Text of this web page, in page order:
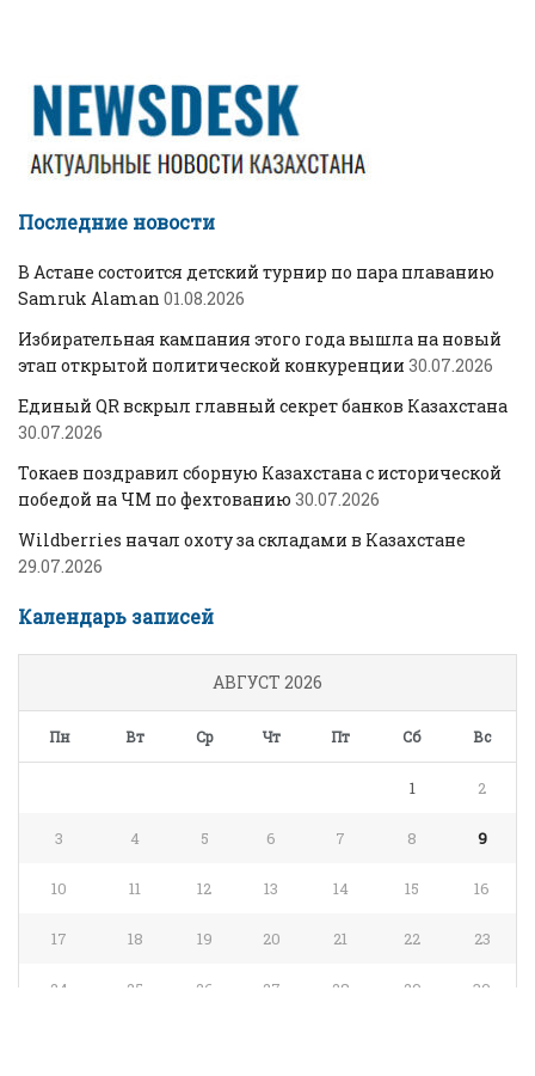
Последние новости
В Астане состоится детский турнир по пара плаванию
Samruk Alaman 01.08.2026
Избирательная кампания этого года вышла на новый
этап открытой политической конкуренции 30.07.2026
Единый QR вскрыл главный секрет банков Казахстана
30.07.2026
Токаев поздравил сборную Казахстана с исторической
победой на ЧМ по фехтованию 30.07.2026
Wildberries начал охоту за складами в Казахстане
29.07.2026
Календарь записей
АВГУСТ 2026
Пн Вт Ср Чт Пт Сб Вс
1 2
3 4 5 6 7 8 9
10 11 12 13 14 15 16
17 18 19 20 21 22 23
24 25 26 27 28 29 30